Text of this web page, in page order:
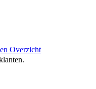
Overzicht